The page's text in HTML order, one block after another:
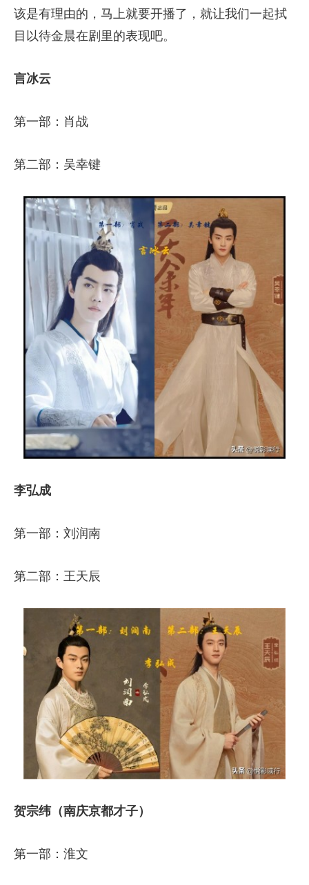
该是有理由的，马上就要开播了，就让我们一起拭
目以待金晨在剧里的表现吧。
言冰云
第一部：肖战
第二部：吴幸键
李弘成
第一部：刘润南
第二部：王天辰
贺宗纬（南庆京都才子）
第一部：淮文